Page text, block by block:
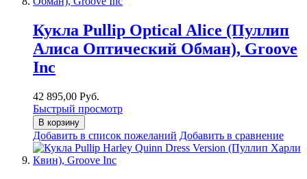
Кукла Pullip Optical Alice (Пуллип
Алиса Оптический Обман), Groove
Inc
42 895,00 Руб.
Быстрый просмотр
В корзину
Добавить в список пожеланий Добавить в сравнение